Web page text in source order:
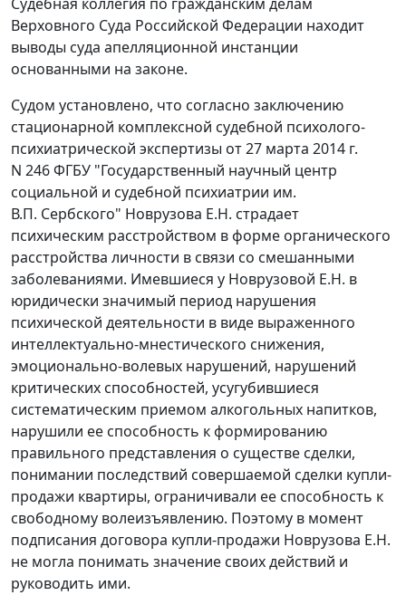
Судебная коллегия по гражданским делам
Верховного Суда Российской Федерации находит
выводы суда апелляционной инстанции
основанными на законе.
Судом установлено, что согласно заключению
стационарной комплексной судебной психолого-
психиатрической экспертизы от 27 марта 2014 г.
N 246 ФГБУ "Государственный научный центр
социальной и судебной психиатрии им.
В.П. Сербского" Новрузова Е.Н. страдает
психическим расстройством в форме органического
расстройства личности в связи со смешанными
заболеваниями. Имевшиеся у Новрузовой Е.Н. в
юридически значимый период нарушения
психической деятельности в виде выраженного
интеллектуально-мнестического снижения,
эмоционально-волевых нарушений, нарушений
критических способностей, усугубившиеся
систематическим приемом алкогольных напитков,
нарушили ее способность к формированию
правильного представления о существе сделки,
понимании последствий совершаемой сделки купли-
продажи квартиры, ограничивали ее способность к
свободному волеизъявлению. Поэтому в момент
подписания договора купли-продажи Новрузова Е.Н.
не могла понимать значение своих действий и
руководить ими.